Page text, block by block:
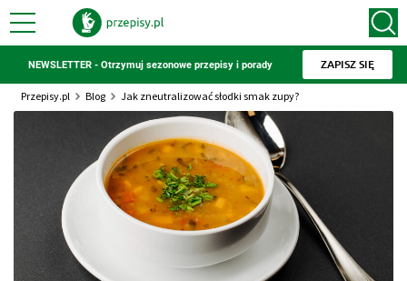
NEWSLETTER - Otrzymuj sezonowe przepisy i porady ZAPISZ SIĘ
Przepisy.pl Blog Jak zneutralizować słodki smak zupy?